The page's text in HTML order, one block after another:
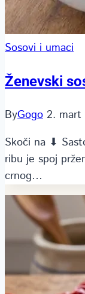
Sosovi i umaci
Ženevski
ByGogo 2. mart
Skoči na ⬇
ribu je spoj
crnog…